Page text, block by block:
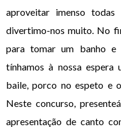
aproveitar imenso
divertimo-nos muito. No
para tomar um banho e
tínhamos à nossa espera
baile, porco no espeto e
Neste concurso,
apresentação de canto